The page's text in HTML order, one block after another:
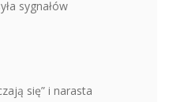
sygnałów
się” i narasta